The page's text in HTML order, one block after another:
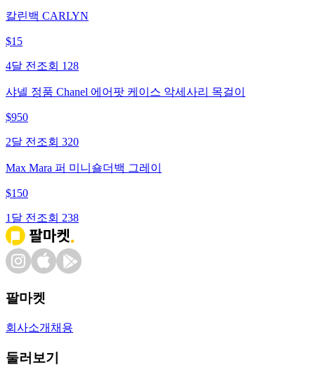
칼린백 CARLYN
$15
4달 전 조회 128
샤넬 정품 Chanel 에어팟 케이스 악세사리 목걸이
$950
2달 전 조회 320
Max Mara 퍼 미니숄더백 그레이
$150
1달 전 조회 238
팔마켓
회사소개 채용
둘러보기